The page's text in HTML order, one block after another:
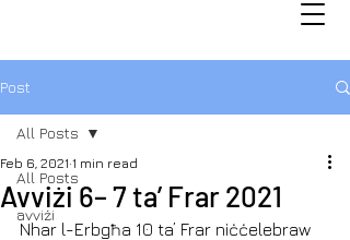
Post
All Posts
avviżi
All Posts
Avviżi 6– 7 ta’ Frar 2021
Feb 6, 2021 1 min read
Nhar l-Erbgħa 10 ta’ Frar niċċelebraw